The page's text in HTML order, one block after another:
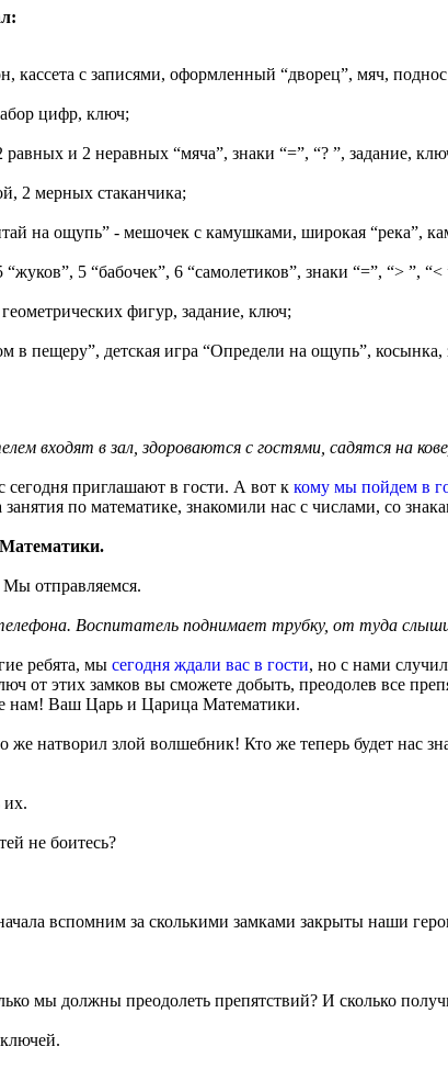
кассета с записями, оформленный “дворец”, мяч,
цифр, ключ;
и 2 неравных “мяча”, знаки “=”, “? ”, задание,
2 мерных стаканчика;
на ощупь” - мешочек с камушками, широкая “река”,
5 “бабочек”, 6 “самолетиков”, знаки “=”, “> ”,
фигур, задание, ключ;
в пещеру”, детская игра “Определи на ощупь”, косынка,
входят в зал, здороваются с гостями, садятся на
сегодня приглашают в гости. А вот к кому мы пойдем в
по математике, знакомили нас с числами, со
отправляемся.
Воспитатель поднимает трубку, от туда
ребята, мы сегодня ждали вас в гости, но с нами
от этих замков вы сможете добыть, преодолев все
нам! Ваш Царь и Царица Математики.
же натворил злой волшебник! Кто же теперь будет нас
их.
не боитесь?
вспомним за сколькими замками закрыты наши
мы должны преодолеть препятствий? И сколько